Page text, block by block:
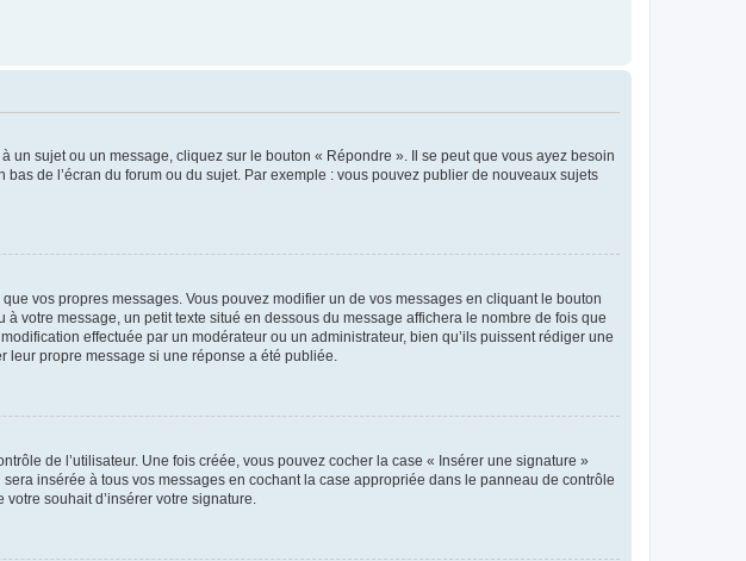
sujet ou un message, cliquez sur le bouton « Répondre ». Il se peut que vous ayez besoin
de l’écran du forum ou du sujet. Par exemple : vous pouvez publier de nouveaux sujets
vos propres messages. Vous pouvez modifier un de vos messages en cliquant le bouton
votre message, un petit texte situé en dessous du message affichera le nombre de fois que
effectuée par un modérateur ou un administrateur, bien qu’ils puissent rédiger une
propre message si une réponse a été publiée.
de l’utilisateur. Une fois créée, vous pouvez cocher la case « Insérer une signature »
insérée à tous vos messages en cochant la case appropriée dans le panneau de contrôle
souhait d’insérer votre signature.